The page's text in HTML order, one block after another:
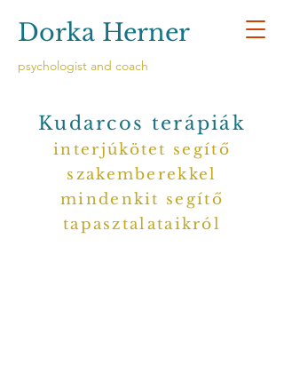
Dorka Herner
psychologist and coach
Kudarcos terápiák
interjúkötet segítő
szakemberekkel
mindenkit segítő
tapasztalataikról